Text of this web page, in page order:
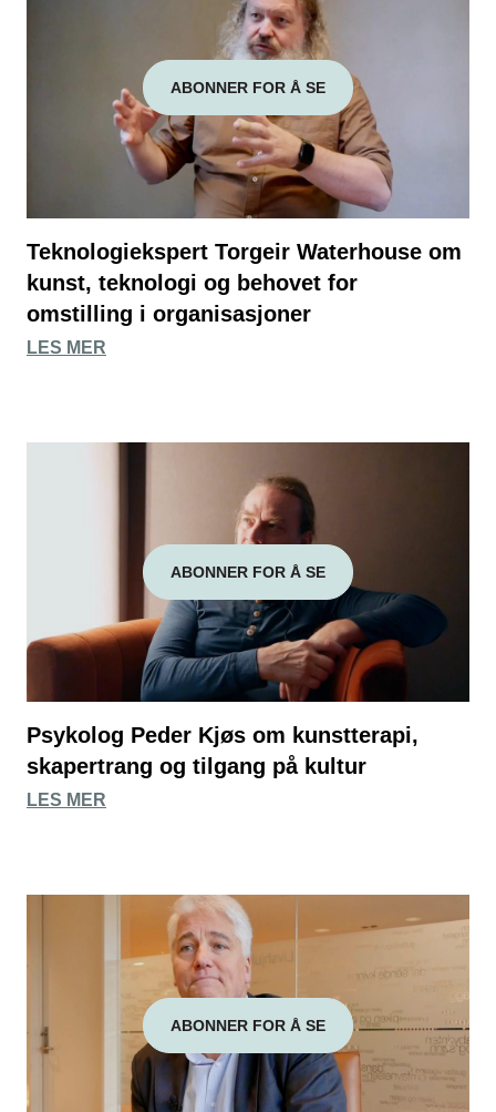
ABONNER FOR Å SE
Teknologiekspert Torgeir Waterhouse om
kunst, teknologi og behovet for
omstilling i organisasjoner
LES MER
ABONNER FOR Å SE
Psykolog Peder Kjøs om kunstterapi,
skapertrang og tilgang på kultur
LES MER
ABONNER FOR Å SE